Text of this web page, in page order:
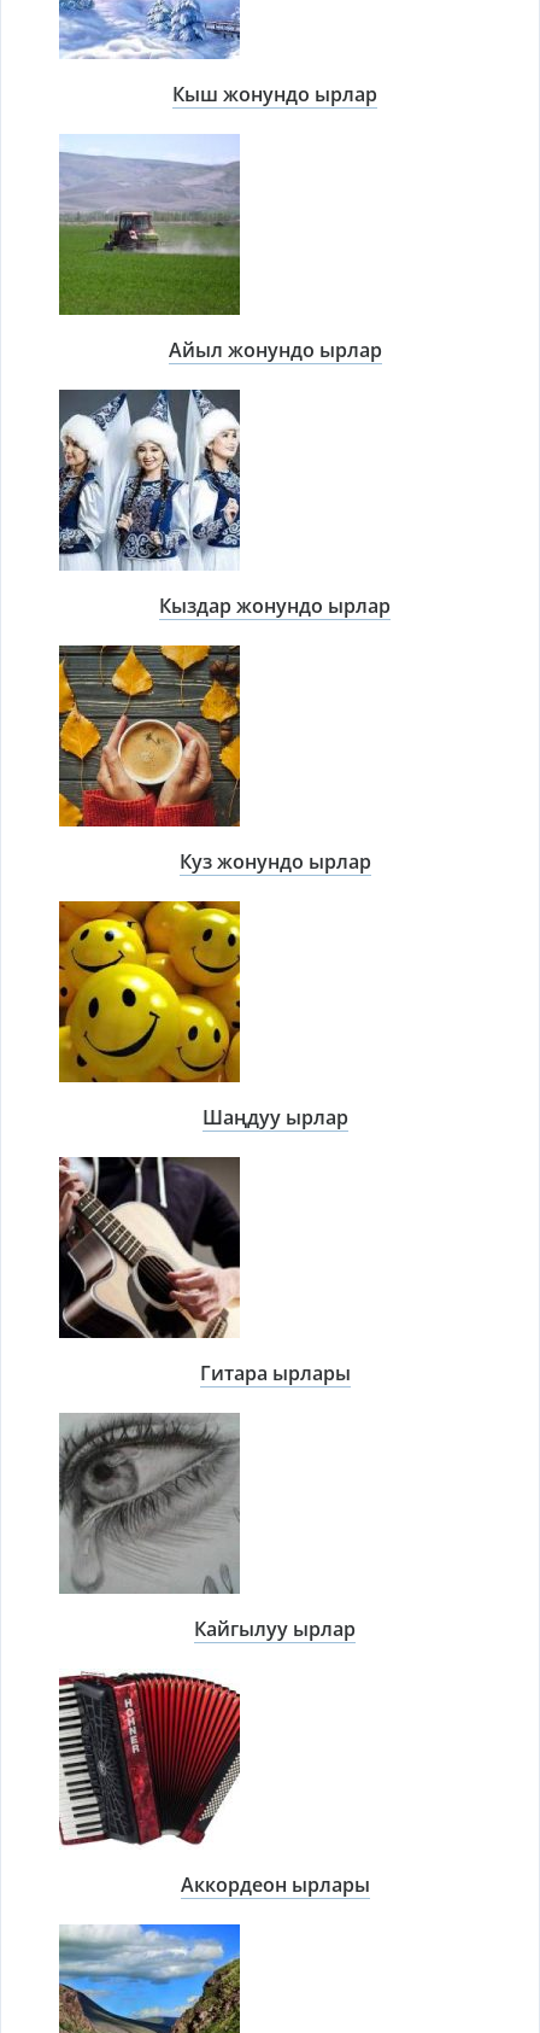
Кыш жонундо ырлар
Айыл жонундо ырлар
Кыздар жонундо ырлар
Куз жонундо ырлар
Шаңдуу ырлар
Гитара ырлары
Кайгылуу ырлар
Аккордеон ырлары